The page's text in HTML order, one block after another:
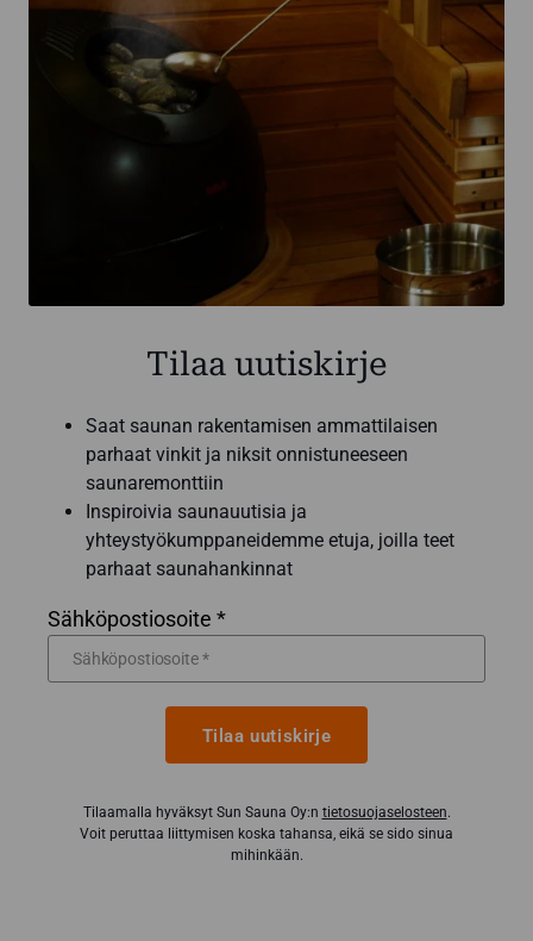
Tilaa uutiskirje
Saat saunan rakentamisen ammattilaisen
parhaat vinkit ja niksit onnistuneeseen
saunaremonttiin
Inspiroivia saunauutisia ja
yhteystyökumppaneidemme etuja, joilla teet
parhaat saunahankinnat
Sähköpostiosoite *
Tilaa uutiskirje
Tilaamalla hyväksyt Sun Sauna Oy:n tietosuojaselosteen.
Voit peruttaa liittymisen koska tahansa, eikä se sido sinua
mihinkään.